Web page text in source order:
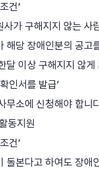
건’
사가 구해지지 않는 사
해당 장애인분의 공고
달 이상 구해지지 않게
인서를 발급’
무소에 신청해야 합니
동지원
건’
돌본다고 하여도 장애